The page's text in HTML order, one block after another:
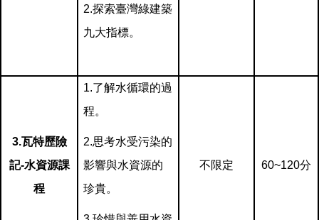
2.探索臺灣綠建築
九大指標。
3.瓦特歷險
記-水資源課
程
1.了解水循環的過
程。
2.思考水受污染的
影響與水資源的
珍貴。
不限定 60~120分